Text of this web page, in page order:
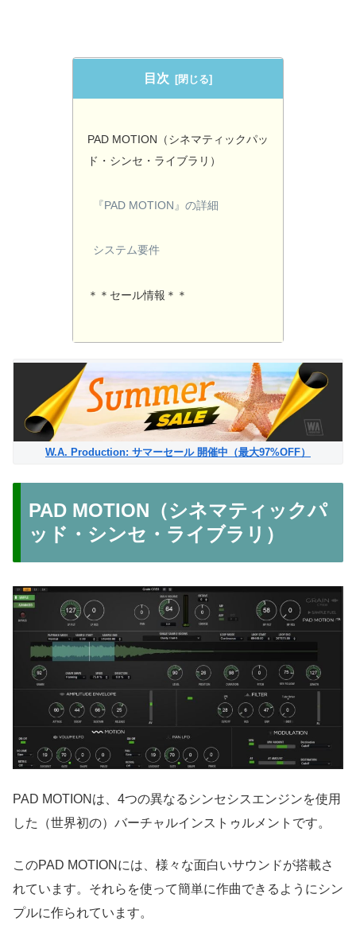
目次
PAD MOTION（シネマティックパッ
ド・シンセ・ライブラリ）
『PAD MOTION』の詳細
システム要件
＊＊セール情報＊＊
W.A. Production: サマーセール 開催中（最大97%OFF）
PAD MOTION（シネマティックパ
ッド・シンセ・ライブラリ）
PAD MOTIONは、4つの異なるシンセシスエンジンを使用
した（世界初の）バーチャルインストゥルメントです。
このPAD MOTIONには、様々な面白いサウンドが搭載さ
れています。それらを使って簡単に作曲できるようにシン
プルに作られています。